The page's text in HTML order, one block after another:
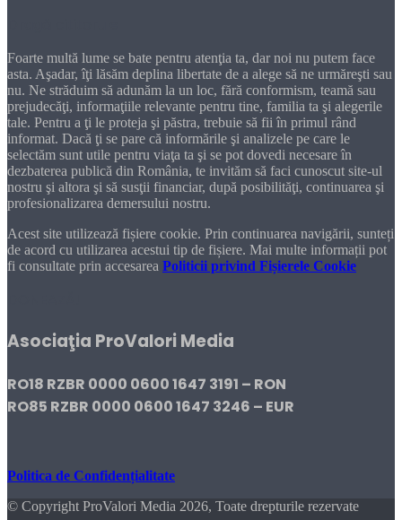
Foarte multă lume se bate pentru atenţia ta, dar noi nu putem face
asta. Aşadar, îţi lăsăm deplina libertate de a alege să ne urmăreşti sau
nu. Ne străduim să adunăm la un loc, fără conformism, teamă sau
prejudecăţi, informaţiile relevante pentru tine, familia ta şi alegerile
tale. Pentru a ţi le proteja şi păstra, trebuie să fii în primul rând
informat. Dacă ţi se pare că informările şi analizele pe care le
selectăm sunt utile pentru viaţa ta şi se pot dovedi necesare în
dezbaterea publică din România, te invităm să faci cunoscut site-ul
nostru şi altora şi să susţii financiar, după posibilităţi, continuarea şi
profesionalizarea demersului nostru.
Acest site utilizează fișiere cookie. Prin continuarea navigării, sunteți
de acord cu utilizarea acestui tip de fișiere. Mai multe informații pot
fi consultate prin accesarea Politicii privind Fișierele Cookie
Asociaţia ProValori Media
RO18 RZBR 0000 0600 1647 3191 – RON
RO85 RZBR 0000 0600 1647 3246 – EUR
Politica de Confidențialitate
© Copyright ProValori Media 2026, Toate drepturile rezervate